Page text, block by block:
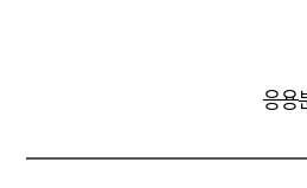
응용